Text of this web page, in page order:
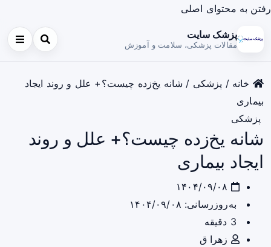
رفتن به محتوای اصلی
پزشک سایت
مقالات پزشکی، سلامت و آموزش
خانه / پزشکی / شانه یخ‌زده چیست؟+ علل و روند ایجاد
بیماری
پزشکی
شانه یخ‌زده چیست؟+ علل و روند
ایجاد بیماری
به‌روزرسانی: ۱۴۰۴/۰۹/۰۸
زهرا ق